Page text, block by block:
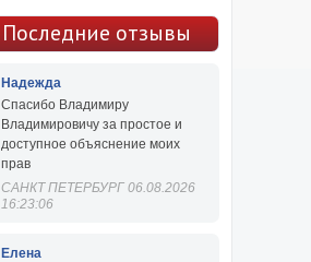
Отзывов:47
Последние отзывы
Надежда
Спасибо Владимиру
Владимировичу за простое и
доступное объяснение моих
прав
САНКТ ПЕТЕРБУРГ 06.08.2026
16:23:06
Елена